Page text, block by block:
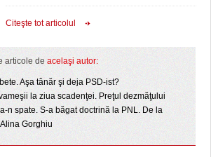
TIMIŞ
Citeşte tot articolul
articole de acelaşi autor:
Aşa tânăr şi deja PSD-ist?
la ziua scadenţei. Preţul dezmăţului
n spate. S-a băgat doctrină la PNL. De la
Gorghiu